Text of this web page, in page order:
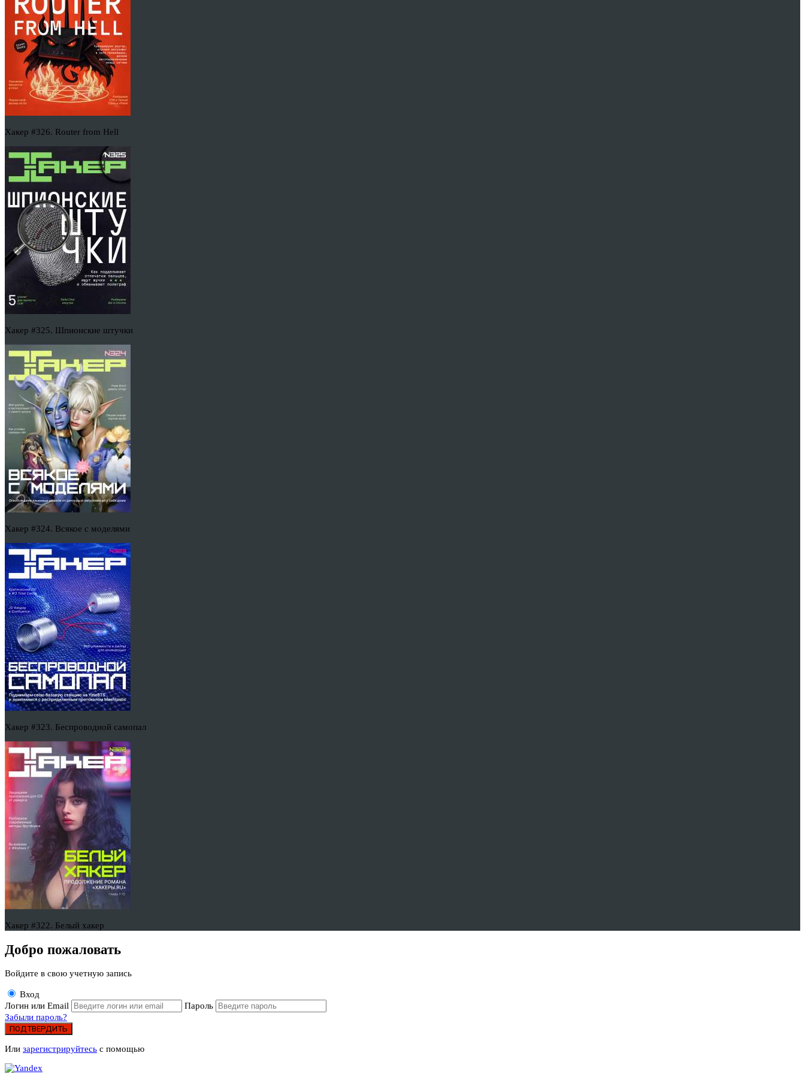
Хакер #326. Router from Hell
Хакер #325. Шпионские штучки
Хакер #324. Всякое с моделями
Хакер #323. Беспроводной самопал
Хакер #322. Белый хакер
Добро пожаловать
Войдите в свою учетную запись
Вход
Логин или Email
Пароль
Забыли пароль?
ПОДТВЕРДИТЬ
Или зарегистрируйтесь с помощью